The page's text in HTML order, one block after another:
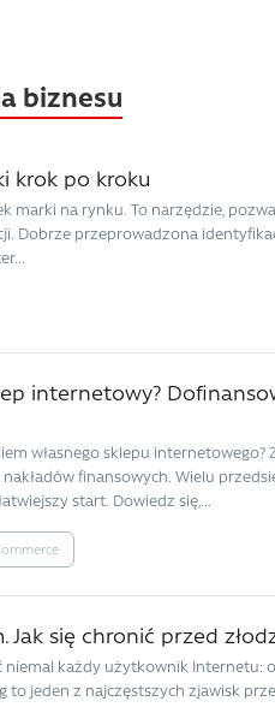
biznesu
krok po kroku
marki na rynku. To narzędzie,
Dobrze przeprowadzona
internetowy?
własnego sklepu internetowego?
finansowych. Wielu
start. Dowiedz się,...
się chronić przed
każdy użytkownik Internetu:
to jeden z najczęstszych zjawisk